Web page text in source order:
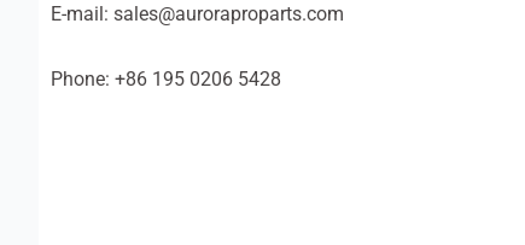
E-mail: sales@auroraproparts.com
Phone: +86 195 0206 5428